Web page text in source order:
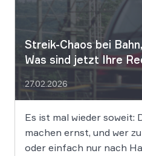
Streik-Chaos bei
Was sind jetzt Ihre
27.02.2026
Es ist mal wieder soweit:
machen ernst, und wer
oder einfach nur nach